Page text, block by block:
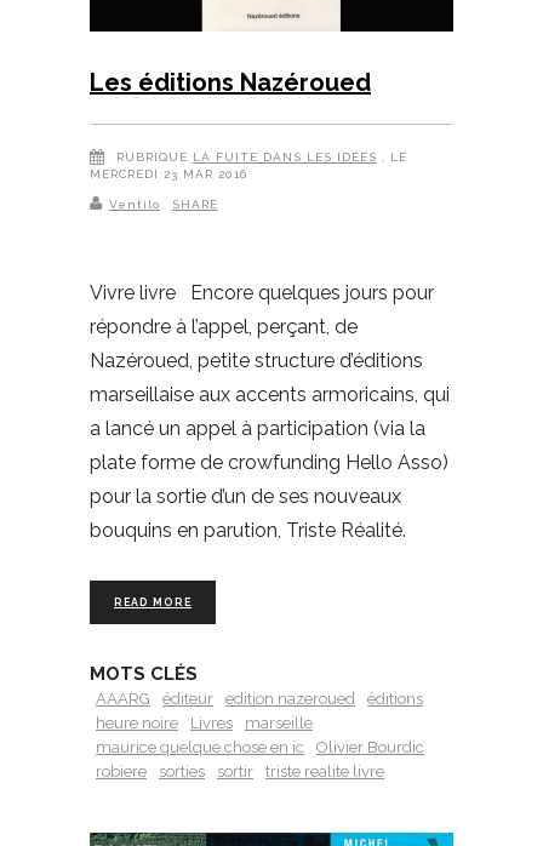
Les éditions Nazéroued
RUBRIQUE LA FUITE DANS LES IDÉES , LE
MERCREDI 23 MAR 2016
Ventilo SHARE
Vivre livre Encore quelques jours pour
répondre à l’appel, perçant, de
Nazéroued, petite structure d’éditions
marseillaise aux accents armoricains, qui
a lancé un appel à participation (via la
plate forme de crowfunding Hello Asso)
pour la sortie d’un de ses nouveaux
bouquins en parution, Triste Réalité.
READ MORE
MOTS CLÉS
AAARG éditeur edition nazeroued
éditions
heure noire
Livres
marseille
maurice quelque chose en ic
Olivier Bourdic
robiere
sorties sortir triste realite livre